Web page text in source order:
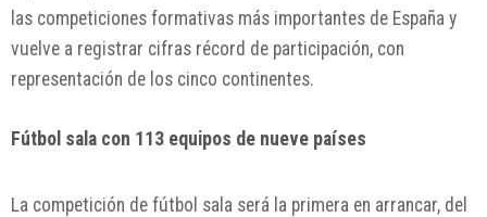
las competiciones formativas más importantes de España y
vuelve a registrar cifras récord de participación, con
representación de los cinco continentes.
Fútbol sala con 113 equipos de nueve países
La competición de fútbol sala será la primera en arrancar, del